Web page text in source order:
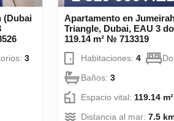
(Dubai
3
Apartamento en
Triangle, Dubai, EAU 3
119.14 m² № 713319
Habitaciones: 4
Baños: 3
Espacio vital: 119.14 m²
Distancia al mar: 7.5